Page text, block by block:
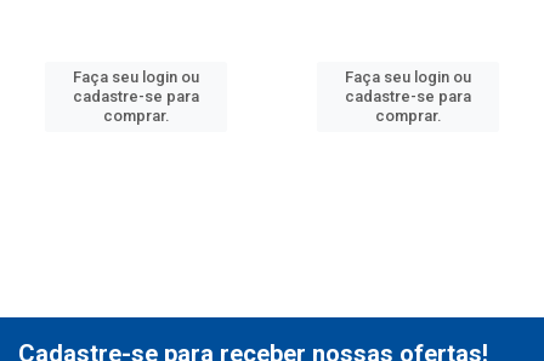
Faça seu login ou
cadastre-se para
comprar.
Faça seu login ou
cadastre-se para
comprar.
Cadastre-se para receber nossas ofertas!